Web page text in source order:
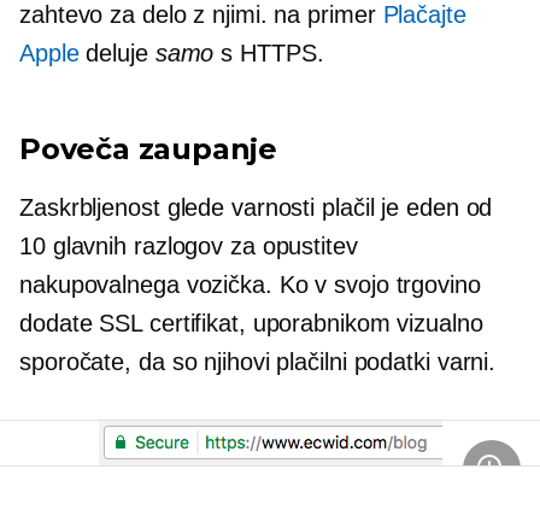
zahtevo za delo z njimi. na primer Plačajte
Appledeluje samo s HTTPS.
Poveča zaupanje
Zaskrbljenost glede varnosti plačil je eden od
10 glavnih razlogov za opustitev
nakupovalnega vozička. Ko v svojo trgovino
dodate SSL certifikat, uporabnikom vizualno
sporočate, da so njihovi plačilni podatki varni.